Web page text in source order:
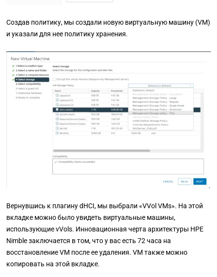
Создав политику, мы создали новую виртуальную машину (VM)
и указали для нее политику хранения.
Вернувшись к плагину dHCI, мы выбрали«VVol VMs». На этой
вкладке можно было увидеть виртуальные машины,
использующие vVols. Инновационная черта архитектуры HPE
Nimble заключается в том, что у вас есть 72 часа на
восстановление VM после ее удаления. VM также можно
копировать на этой вкладке.